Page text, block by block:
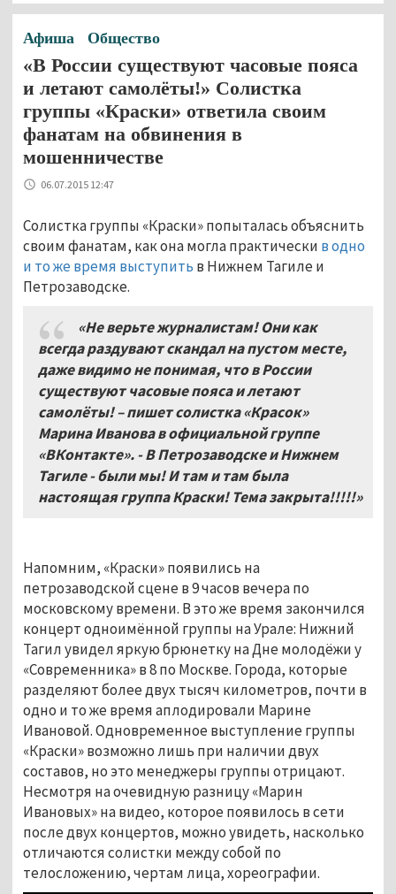
Афиша Общество
«В России существуют часовые пояса
и летают самолёты!» Солистка
группы «Краски» ответила своим
фанатам на обвинения в
мошенничестве
06.07.2015 12:47
Солистка группы «Краски» попыталась объяснить
своим фанатам, как она могла практически в одно
и то же время выступить в Нижнем Тагиле и
Петрозаводске.
«Не верьте журналистам! Они как
всегда раздувают скандал на пустом месте,
даже видимо не понимая, что в России
существуют часовые пояса и летают
самолёты! – пишет солистка «Красок»
Марина Иванова в официальной группе
«ВКонтакте». - В Петрозаводске и Нижнем
Тагиле - были мы! И там и там была
настоящая группа Краски! Тема закрыта!!!!!»
Напомним, «Краски» появились на
петрозаводской сцене в 9 часов вечера по
московскому времени. В это же время закончился
концерт одноимённой группы на Урале: Нижний
Тагил увидел яркую брюнетку на Дне молодёжи у
«Современника» в 8 по Москве. Города, которые
разделяют более двух тысяч километров, почти в
одно и то же время аплодировали Марине
Ивановой. Одновременное выступление группы
«Краски» возможно лишь при наличии двух
составов, но это менеджеры группы отрицают.
Несмотря на очевидную разницу «Марин
Ивановых» на видео, которое появилось в сети
после двух концертов, можно увидеть, насколько
отличаются солистки между собой по
телосложению, чертам лица, хореографии.